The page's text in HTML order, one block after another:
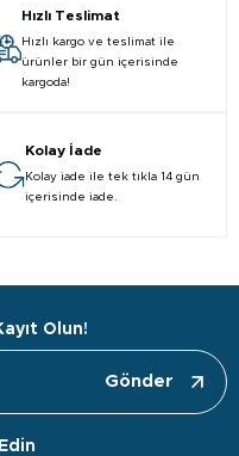
Hızlı Teslimat
Hızlı kargo ve teslimat ile
ürünler bir gün içerisinde
kargoda!
Kolay İade
Kolay iade ile tek tıkla 14 gün
içerisinde iade.
Olun!
Gönder